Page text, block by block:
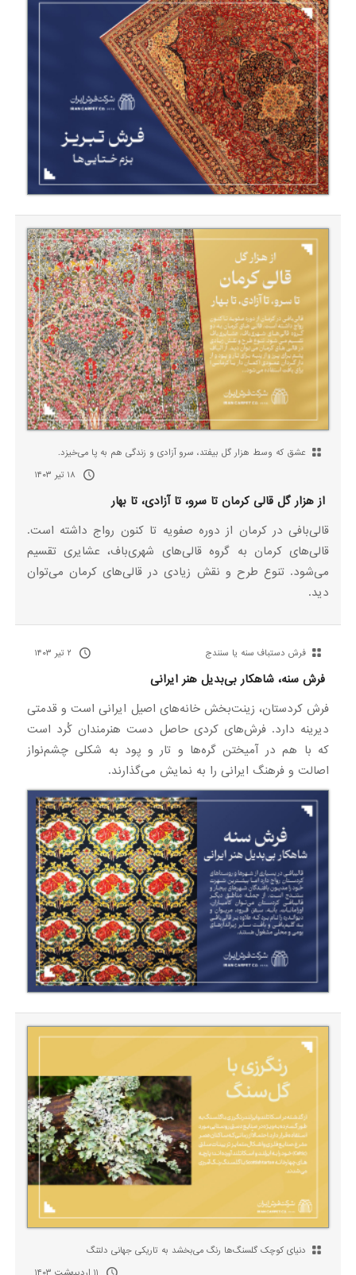
عشق که وسط هزار گل بیفتد، سرو آزادی و زندگی هم به پا می‌خیزد.
۱۸ تیر ۱۴۰۳
از هزار گل قالی کرمان تا سرو، تا آزادی، تا بهار
قالی‌بافی در کرمان از دوره صفویه تا کنون رواج داشته است.
قالی‌های کرمان به گروه قالی‌های شهری‌باف، عشایری تقسیم
می‌شود. تنوع طرح و نقش زیادی در قالی‌های کرمان می‌توان
دید.
فرش دستباف سنه یا سنندج ۲ تیر ۱۴۰۳
فرش سنه، شاهکار بی‌بدیل هنر ایرانی
فرش کردستان، زینت‌بخش خانه‌های اصیل ایرانی است و قدمتی
دیرینه دارد. فرش‌های کردی حاصل دست هنرمندان کُرد است
که با هم در آمیختن گره‌ها و تار و پود به شکلی چشم‌نواز
اصالت و فرهنگ ایرانی را به نمایش می‌گذارند.
دنیای کوچک گلسنگ‌ها رنگ می‌بخشد به تاریکی جهانی دلتنگ